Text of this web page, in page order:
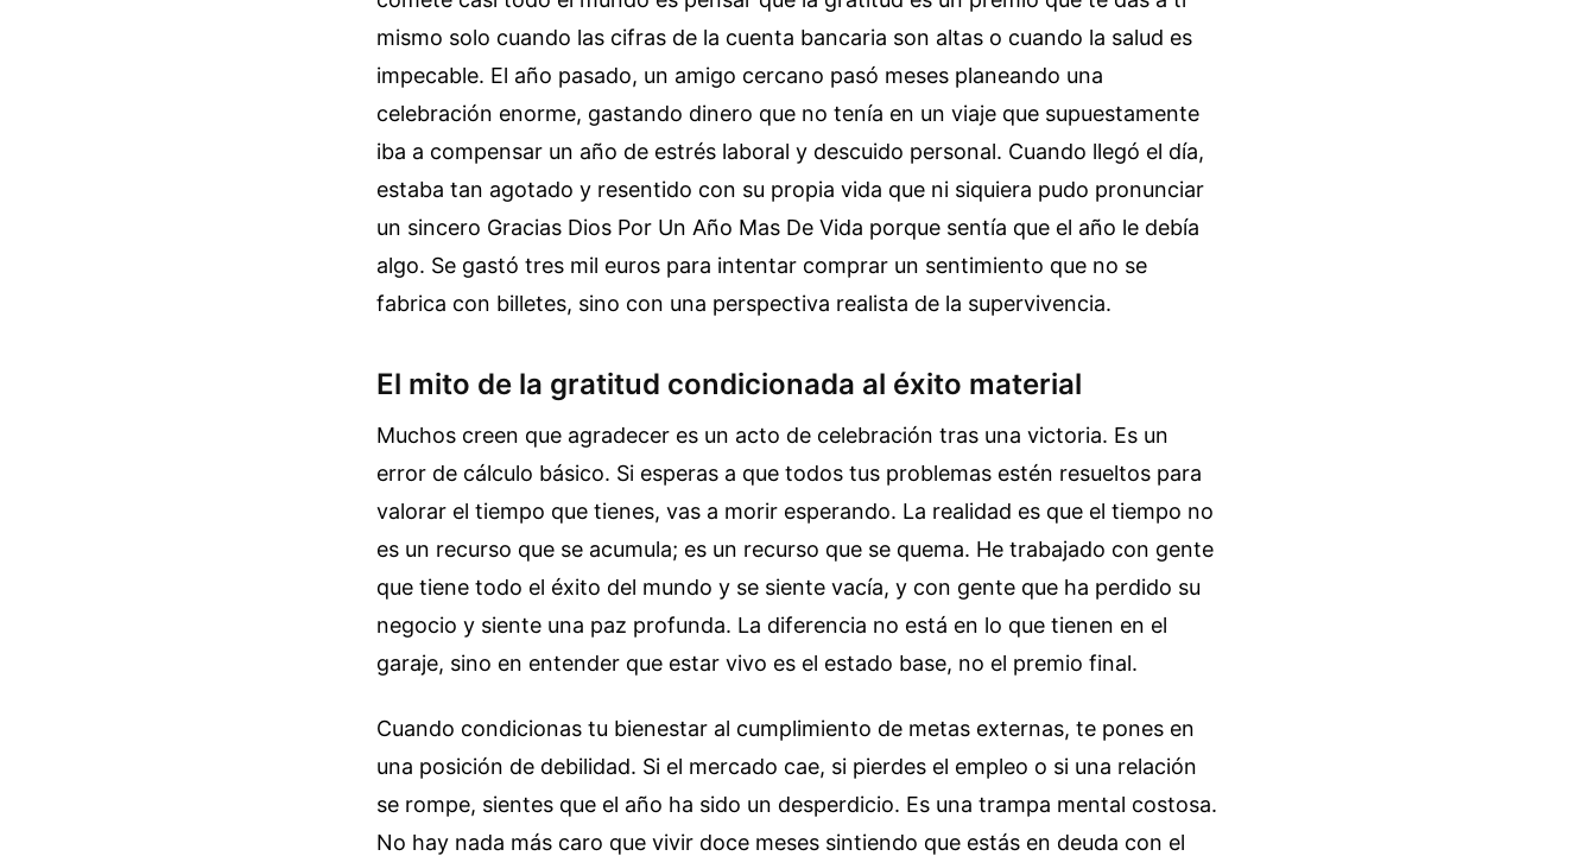
mismo solo cuando las cifras de la cuenta bancaria son altas o cuando la salud es
impecable. El año pasado, un amigo cercano pasó meses planeando una
celebración enorme, gastando dinero que no tenía en un viaje que supuestamente
iba a compensar un año de estrés laboral y descuido personal. Cuando llegó el día,
estaba tan agotado y resentido con su propia vida que ni siquiera pudo pronunciar
un sincero Gracias Dios Por Un Año Mas De Vida porque sentía que el año le debía
algo. Se gastó tres mil euros para intentar comprar un sentimiento que no se
fabrica con billetes, sino con una perspectiva realista de la supervivencia.
El mito de la gratitud condicionada al éxito material
Muchos creen que agradecer es un acto de celebración tras una victoria. Es un
error de cálculo básico. Si esperas a que todos tus problemas estén resueltos para
valorar el tiempo que tienes, vas a morir esperando. La realidad es que el tiempo no
es un recurso que se acumula; es un recurso que se quema. He trabajado con gente
que tiene todo el éxito del mundo y se siente vacía, y con gente que ha perdido su
negocio y siente una paz profunda. La diferencia no está en lo que tienen en el
garaje, sino en entender que estar vivo es el estado base, no el premio final.
Cuando condicionas tu bienestar al cumplimiento de metas externas, te pones en
una posición de debilidad. Si el mercado cae, si pierdes el empleo o si una relación
se rompe, sientes que el año ha sido un desperdicio. Es una trampa mental costosa.
No hay nada más caro que vivir doce meses sintiendo que estás en deuda con el